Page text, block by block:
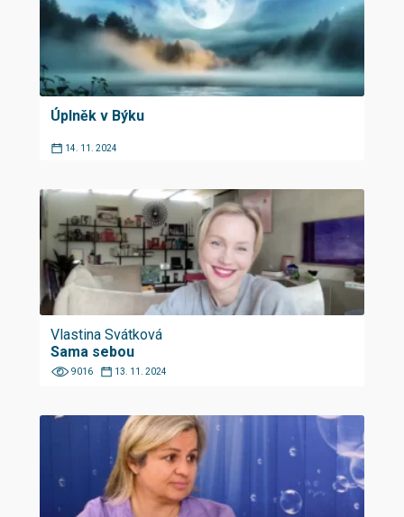
Úplněk v Býku
14. 11. 2024
Vlastina Svátková
Sama sebou
9016 13. 11. 2024